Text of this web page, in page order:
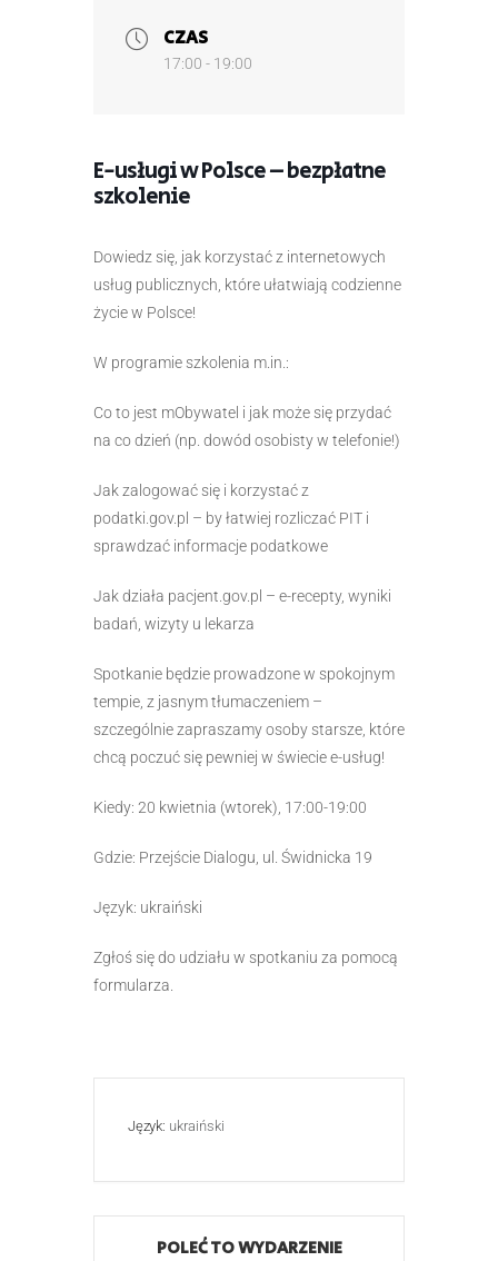
CZAS
17:00 - 19:00
E-usługi w Polsce – bezpłatne
szkolenie
Dowiedz się, jak korzystać z internetowych
usług publicznych, które ułatwiają codzienne
życie w Polsce!
W programie szkolenia m.in.:
Co to jest mObywatel i jak może się przydać
na co dzień (np. dowód osobisty w telefonie!)
Jak zalogować się i korzystać z
podatki.gov.pl – by łatwiej rozliczać PIT i
sprawdzać informacje podatkowe
Jak działa pacjent.gov.pl – e-recepty, wyniki
badań, wizyty u lekarza
Spotkanie będzie prowadzone w spokojnym
tempie, z jasnym tłumaczeniem –
szczególnie zapraszamy osoby starsze, które
chcą poczuć się pewniej w świecie e-usług!
Kiedy: 20 kwietnia (wtorek), 17:00-19:00
Gdzie: Przejście Dialogu, ul. Świdnicka 19
Język: ukraiński
Zgłoś się do udziału w spotkaniu za pomocą
formularza.
Język: ukraiński
POLEĆ TO WYDARZENIE